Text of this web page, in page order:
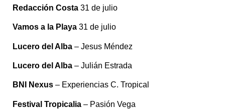
Redacción Costa 31 de julio
Vamos a la Playa 31 de julio
Lucero del Alba – Jesus Méndez
Lucero del Alba – Julián Estrada
BNI Nexus – Experiencias C. Tropical
Festival Tropicalia – Pasión Vega